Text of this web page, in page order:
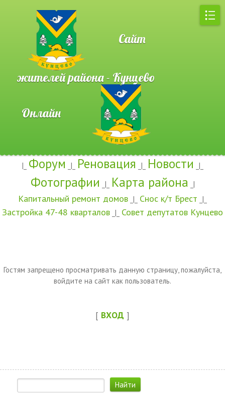
Сайт
жителей района - Кунцево
Онлайн
|_ Форум _|_ Реновация _|_ Новости _|_
Фотографии _|_ Карта района _|
Капитальный ремонт домов _|_ Снос к/т Брест _|_
Застройка 47-48 кварталов _|_ Совет депутатов Кунцево
Гостям запрещено просматривать данную страницу, пожалуйста,
войдите на сайт как пользователь.
[ ВХОД ]